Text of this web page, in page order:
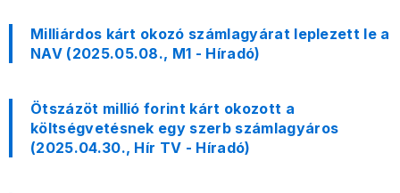
Milliárdos kárt okozó számlagyárat leplezett le a
NAV (2025.05.08., M1 - Híradó)
Ötszázöt millió forint kárt okozott a
költségvetésnek egy szerb számlagyáros
(2025.04.30., Hír TV - Híradó)